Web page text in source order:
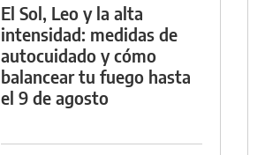
El Sol, Leo y la alta
intensidad: medidas de
autocuidado y cómo
balancear tu fuego hasta
el 9 de agosto